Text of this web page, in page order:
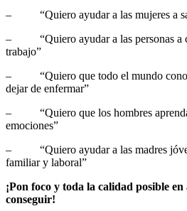
– “Quiero ayudar a las mujeres a
– “Quiero ayudar a las personas a
trabajo”
– “Quiero que todo el mundo
dejar de enfermar”
– “Quiero que los hombres
emociones”
– “Quiero ayudar a las madres
familiar y laboral”
¡Pon foco y toda la calidad posible
conseguir!